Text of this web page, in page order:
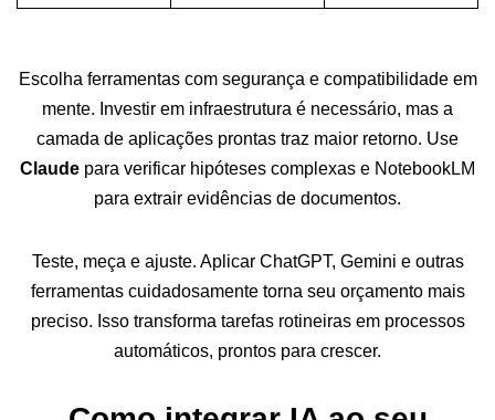
Escolha ferramentas com segurança e compatibilidade em
mente. Investir em infraestrutura é necessário, mas a
camada de aplicações prontas traz maior retorno. Use
Claude para verificar hipóteses complexas e NotebookLM
para extrair evidências de documentos.
Teste, meça e ajuste. Aplicar ChatGPT, Gemini e outras
ferramentas cuidadosamente torna seu orçamento mais
preciso. Isso transforma tarefas rotineiras em processos
automáticos, prontos para crescer.